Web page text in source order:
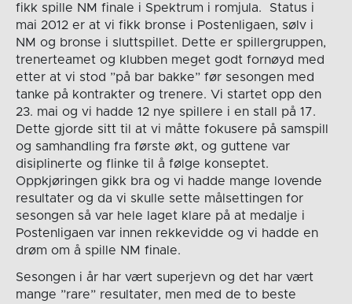
fikk spille NM finale i Spektrum i romjula. Status i
mai 2012 er at vi fikk bronse i Postenligaen, sølv i
NM og bronse i sluttspillet. Dette er spillergruppen,
trenerteamet og klubben meget godt fornøyd med
etter at vi stod ”på bar bakke” før sesongen med
tanke på kontrakter og trenere. Vi startet opp den
23. mai og vi hadde 12 nye spillere i en stall på 17.
Dette gjorde sitt til at vi måtte fokusere på samspill
og samhandling fra første økt, og guttene var
disiplinerte og flinke til å følge konseptet.
Oppkjøringen gikk bra og vi hadde mange lovende
resultater og da vi skulle sette målsettingen for
sesongen så var hele laget klare på at medalje i
Postenligaen var innen rekkevidde og vi hadde en
drøm om å spille NM finale.
Sesongen i år har vært superjevn og det har vært
mange ”rare” resultater, men med de to beste